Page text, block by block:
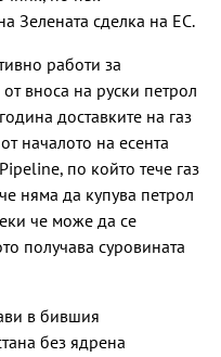
Зелената сделка на ЕС.
работи за
вноса на руски петрол
доставките на газ
началото на есента
по който тече газ
няма да купува петрол
че може да се
получава суровината
в бившия
без ядрена